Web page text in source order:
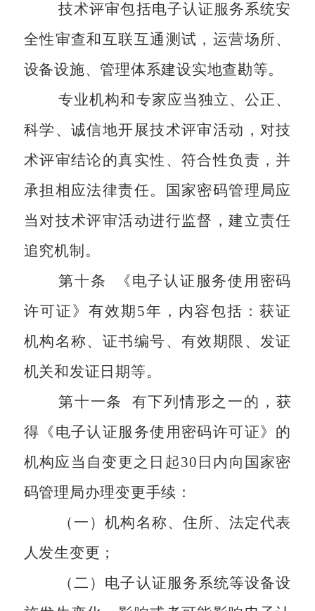
技术评审包括电子认证服务系统安
全性审查和互联互通测试，运营场所、
设备设施、管理体系建设实地查勘等。
专业机构和专家应当独立、公正、
科学、诚信地开展技术评审活动，对技
术评审结论的真实性、符合性负责，并
承担相应法律责任。国家密码管理局应
当对技术评审活动进行监督，建立责任
追究机制。
第十条
《电子认证服务使用密码
许可证》有效期 5年，内容包括：获证
机构名称、证书编号、有效期限、发证
机关和发证日期等。
第十一条
有下列情形之一的，获
得《电子认证服务使用密码许可证》的
机构应当自变更之日起30 日内向国家密
码管理局办理变更手续：
（一）机构名称、住所、法定代表
人发生变更；
（二）电子认证服务系统等设备设